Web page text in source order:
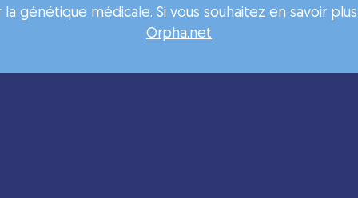
génétique médicale. Si vous souhaitez en savoir
Orpha.net